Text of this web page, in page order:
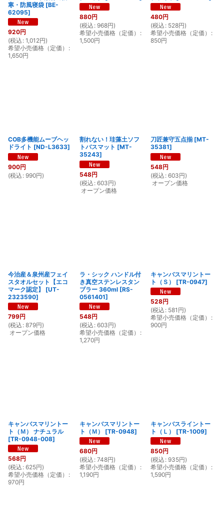
寒・防風寝袋 [BE-
62095]
920円
(税込 : 1,012円)
希望小売価格（定価） :
1,650円
880円
(税込 : 968円)
希望小売価格（定価） :
1,500円
480円
(税込 : 528円)
希望小売価格（定価） :
850円
COB多機能ムーブヘッ
ドライト [ND-L3633]
900円
(税込 : 990円)
割れない！珪藻土ソフ
トバスマット [MT-
35243]
548円
(税込 : 603円)
オープン価格
刀匠兼守五点揃 [MT-
35381]
548円
(税込 : 603円)
オープン価格
今治産＆泉州産フェイ
スタオルセット【エコ
マーク認定】
[UT-
2323590]
799円
(税込 : 879円)
オープン価格
ラ・シック ハンドル付
き真空ステンレスタン
ブラー 360ml [RS-
0561401]
548円
(税込 : 603円)
希望小売価格（定価） :
1,270円
キャンバスマリントー
ト（Ｓ）
[TR-0947]
528円
(税込 : 581 円)
希望小売価格（定価） :
900円
キャンバスマリントー
ト（Ｍ） ナチュラル
[TR-0948-008]
568円
(税込 : 625円)
希望小売価格（定価） :
970円
キャンバスマリントー
ト（Ｍ）
[TR-0948]
680円
(税込 : 748円)
希望小売価格（定価） :
1,190円
キャンバスライントー
ト（Ｌ）
[TR-1009]
850円
(税込 : 935円)
希望小売価格（定価） :
1,590円